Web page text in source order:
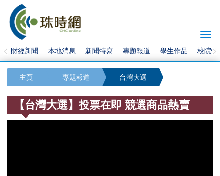
財經新聞 本地消息 新聞特寫 專題報道 學生作品 校院快
主頁 專題報道 台灣大選
【台灣大選】投票在即 競選商品熱賣